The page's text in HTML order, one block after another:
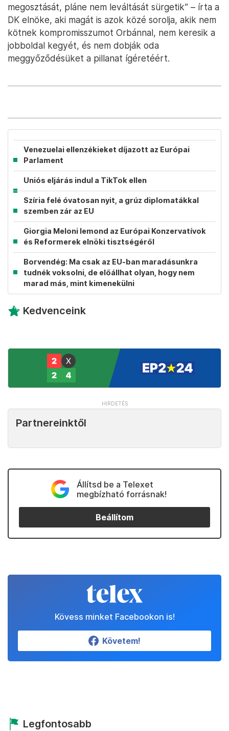
megosztását, pláne nem leváltását sürgetik” – írta a
DK elnöke, aki magát is azok közé sorolja, akik nem
kötnek kompromisszumot Orbánnal, nem keresik a
jobboldal kegyét, és nem dobják oda
meggyőződésüket a pillanat ígéretéért.
Venezuelai ellenzékieket díjazott az Európai
Parlament
Uniós eljárás indul a TikTok ellen
Szíria felé óvatosan nyit, a grúz diplomatákkal
szemben zár az EU
Giorgia Meloni lemond az Európai Konzervatívok
és Reformerek elnöki tisztségéről
Borvendég: Ma csak az EU-ban maradásunkra
tudnék voksolni, de előállhat olyan, hogy nem
marad más, mint kimenekülni
Kedvenceink
Partnereinktől
Állítsd be a Telexet
megbízható forrásnak!
Beállítom
Kövess minket Facebookon is!
Követem!
Legfontosabb